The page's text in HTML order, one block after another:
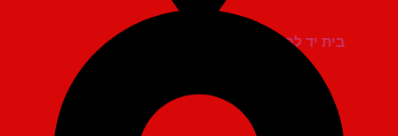
בית יד לבנים אשדוד